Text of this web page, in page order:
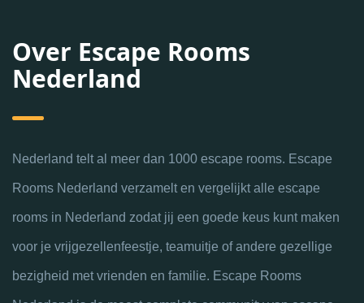
Over Escape Rooms
Nederland
Nederland telt al meer dan 1000 escape rooms. Escape
Rooms Nederland verzamelt en vergelijkt alle escape
rooms in Nederland zodat jij een goede keus kunt maken
voor je vrijgezellenfeestje, teamuitje of andere gezellige
bezigheid met vrienden en familie. Escape Rooms